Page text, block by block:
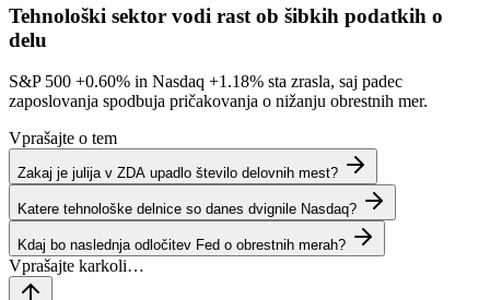
Tehnološki sektor vodi rast ob šibkih podatkih o
delu
S&P 500 +0.60% in Nasdaq +1.18% sta zrasla, saj padec
zaposlovanja spodbuja pričakovanja o nižanju obrestnih mer.
Vprašajte o tem
Zakaj je julija v ZDA upadlo število delovnih mest?
Katere tehnološke delnice so danes dvignile Nasdaq?
Kdaj bo naslednja odločitev Fed o obrestnih merah?